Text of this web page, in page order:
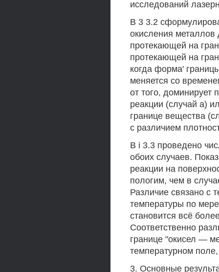
исследований
В 3 3.2
окисления металлов
протекающей на
протекающей на
когда форма'
меняется со
от того, доминирует
реакции (случай а)
границе вещества
с различием
В i 3.3 проведено
обоих случаев.
реакции на
пологим, чем в
Различие связано с
температуры по
становится всё
Соответственно
границе "окисел —
температурном
3. Основные